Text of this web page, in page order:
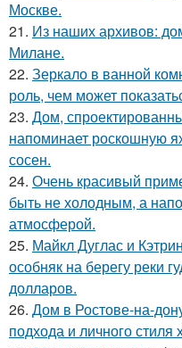
Москве.
21. Из наших архивов:
Милане.
22. Зеркало в ванной
роль, чем может
23. Дом,
напоминает роскошную
сосен.
24. Очень красивый
быть не холодным, а
атмосферой.
25. Майкл Дуглас и
особняк на берегу реки
долларов.
26. Дом в Ростове-на-
подхода и личного стиля